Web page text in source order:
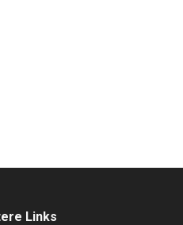
Links